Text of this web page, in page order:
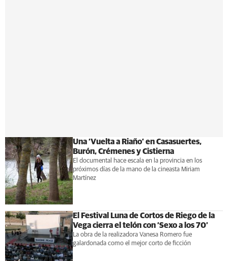
Una ‘Vuelta a Riaño’ en Casasuertes,
Burón, Crémenes y Cistierna
El documental hace escala en la provincia en los
próximos días de la mano de la cineasta Miriam
Martínez
El Festival Luna de Cortos de Riego de la
Vega cierra el telón con ‘Sexo a los 70’
La obra de la realizadora Vanesa Romero fue
galardonada como el mejor corto de ficción